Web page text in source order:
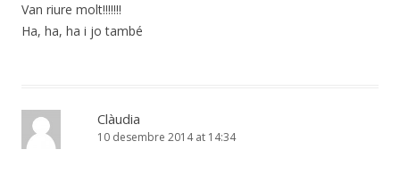
Van riure molt!!!!!!!
Ha, ha, ha i jo també
Clàudia
10 desembre 2014 at 14:34